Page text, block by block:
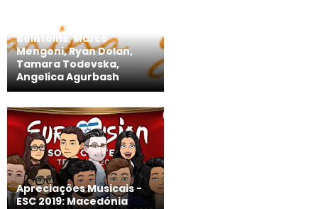
Novos trabalhos: Sigga
Beinteins, Marco
Mengoni, Ryan Dolan,
Tamara Todevska,
Angelica Agurbash
Apreciações Musicais -
ESC 2019: Macedónia